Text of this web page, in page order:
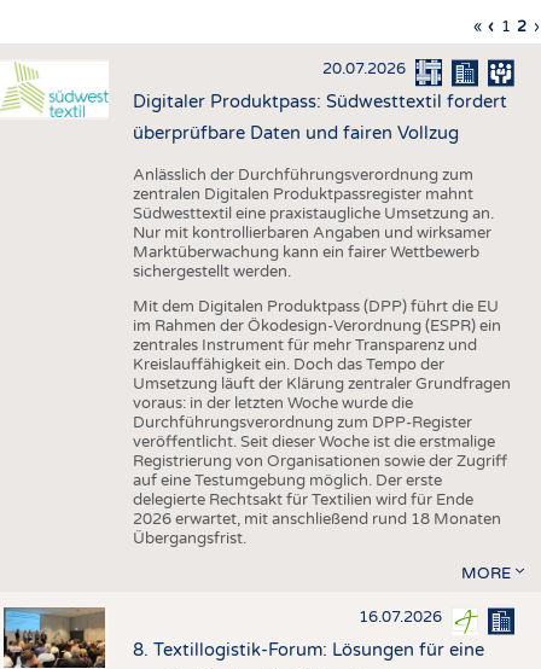
TESTS
AUSSCHREIBUNGEN
DTV AUSSCHREIBUNGSDIENST
FAKTEN
STATISTICS
ADRESSEN & LINKS
PUBLIKATIONEN
TERMINE
BRANCHENTERMINE
Seitennummerierung
Erste
Seite
«
Seite
‹ Seite
1 2 ›
20.07.2026
Digitaler Produktpass: Südwesttextil fordert
überprüfbare Daten und fairen Vollzug
Anlässlich der Durchführungsverordnung zum
zentralen Digitalen Produktpassregister mahnt
Südwesttextil eine praxistaugliche Umsetzung an.
Nur mit kontrollierbaren Angaben und wirksamer
Marktüberwachung kann ein fairer Wettbewerb
sichergestellt werden.
Mit dem Digitalen Produktpass (DPP) führt die EU
im Rahmen der Ökodesign-Verordnung (ESPR) ein
zentrales Instrument für mehr Transparenz und
Kreislauffähigkeit ein. Doch das Tempo der
Umsetzung läuft der Klärung zentraler Grundfragen
voraus: in der letzten Woche wurde die
Durchführungsverordnung zum DPP-Register
veröffentlicht. Seit dieser Woche ist die erstmalige
Registrierung von Organisationen sowie der Zugriff
auf eine Testumgebung möglich. Der erste
delegierte Rechtsakt für Textilien wird für Ende
2026 erwartet, mit anschließend rund 18 Monaten
Übergangsfrist.
MORE
16.07.2026
8. Textillogistik-Forum: Lösungen für eine